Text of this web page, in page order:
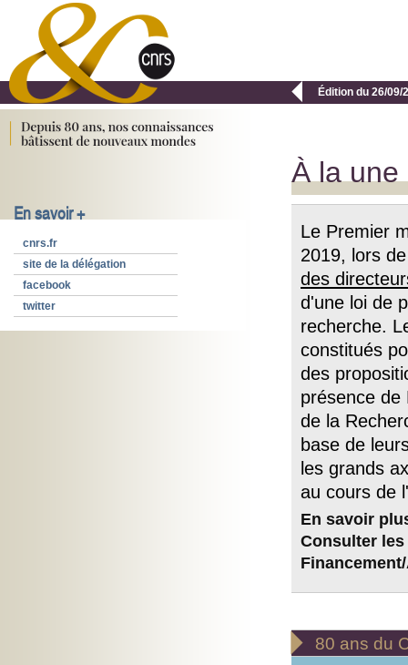
 Édition du 26/09/
En savoir +
cnrs.fr
site de la délégation
facebook
twitter
À la une
Le Premier
2019, lors
des
d'une loi de
recherche.
constitués
des
présence de
de la
base de
les grands
au cours de
En savoir
Consulter
 80 ans du